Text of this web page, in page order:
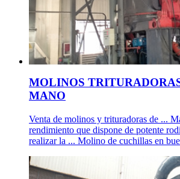
MOLINOS
MANO
Venta de molinos y trituradoras de ...
rendimiento que dispone de potente
realizar la ... Molino de cuchillas en